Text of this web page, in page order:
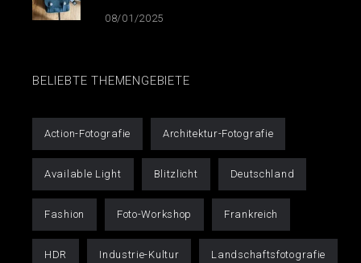
08/01/2025
BELIEBTE THEMENGEBIETE
Action-Fotografie Architektur-Fotografie
Available Light Blitzlicht Deutschland
Fashion Foto-Workshop Frankreich
HDR Industrie-Kultur Landschaftsfotografie